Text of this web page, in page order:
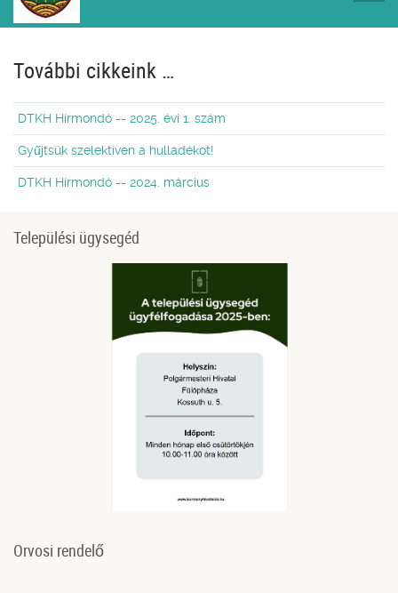
További cikkeink …
DTKH Hírmondó -- 2025. évi 1. szám
Gyűjtsük szelektíven a hulladékot!
DTKH Hírmondó -- 2024. március
Települési ügysegéd
Orvosi rendelő